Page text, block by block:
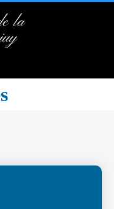
la